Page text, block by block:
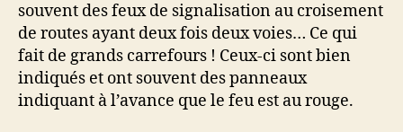
souvent des feux de signalisation au croisement
de routes ayant deux fois deux voies… Ce qui
fait de grands carrefours ! Ceux-ci sont bien
indiqués et ont souvent des panneaux
indiquant à l’avance que le feu est au rouge.